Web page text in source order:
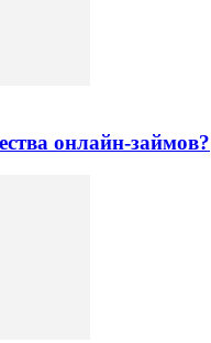
онлайн-займов?